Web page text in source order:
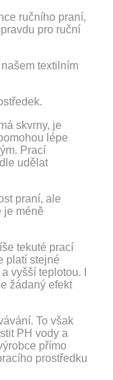
ručního praní,
pro ruční
textilním
skvrny, je
lépe
Prací
udělat
praní, ale
je méně
tekuté prací
platí stejné
vyšší teplotou. I
žádaný efekt
To však
PH vody a
přímo
prostředku